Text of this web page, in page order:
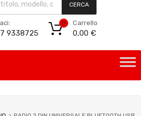
CERCA
9338725
Carrello
0,00 €
0